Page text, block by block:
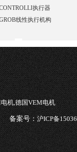
执行器
线性执行机构
机,德国VEM电机
备案号：沪ICP备